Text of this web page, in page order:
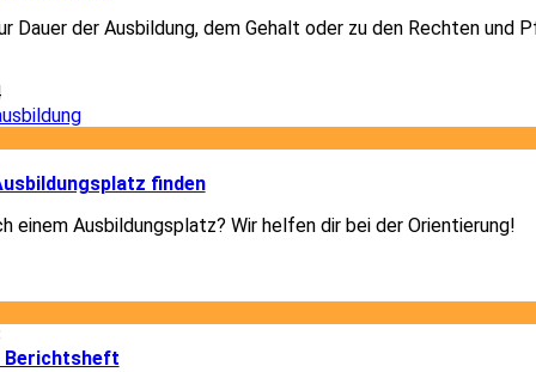
Dauer der Ausbildung, dem Gehalt oder zu den Rechten und
finden
einem Ausbildungsplatz? Wir helfen dir bei der Orientierung!
Berichtsheft